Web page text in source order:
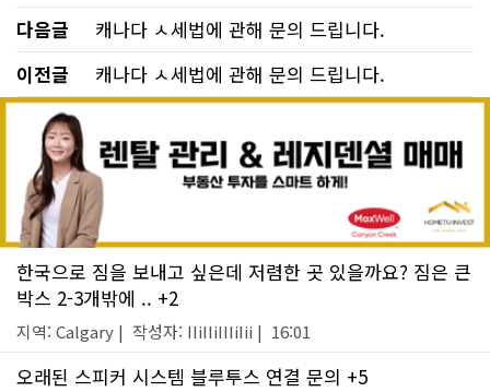
다음글
캐나다 ㅅ세법에 관해 문의 드립니다.
이전글
캐나다 ㅅ세법에 관해 문의 드립니다.
한국으로 짐을 보내고 싶은데 저렴한 곳 있을까요? 짐은 큰
박스 2-3개밖에 .. +2
지역: Calgary | 작성자: IIiIIiIIIiIii | 16:01
오래된 스피커 시스템 블루투스 연결 문의 +5